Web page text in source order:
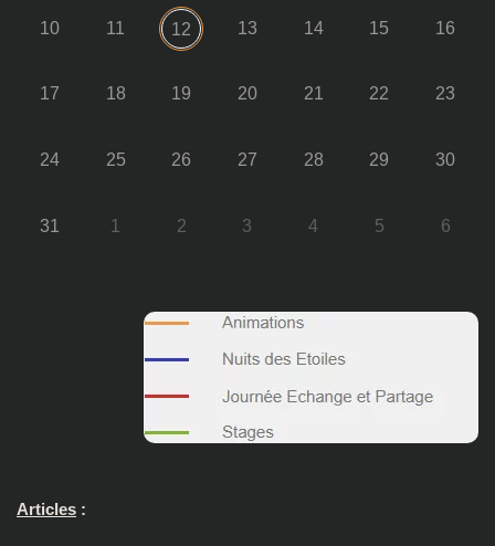
10 11 12 13 14 15 16
17 18 19 20 21 22 23
24 25 26 27 28 29 30
31 1 2 3 4 5 6
Articles :